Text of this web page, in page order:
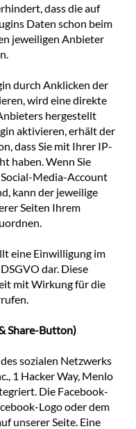
dass die auf
Daten schon beim
jeweiligen Anbieter
durch Anklicken der
wird eine direkte
hergestellt
aktivieren, erhält der
dass Sie mit Ihrer IP-
haben. Wenn Sie
Media-Account
kann der jeweilige
Seiten Ihrem
eine Einwilligung im
dar. Diese
mit Wirkung für die
Share-Button)
sozialen Netzwerks
1 Hacker Way, Menlo
Die Facebook-
Logo oder dem
unserer Seite. Eine